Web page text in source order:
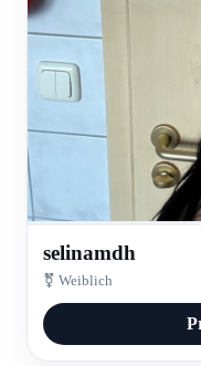
selinamdh
⚧ Weiblich